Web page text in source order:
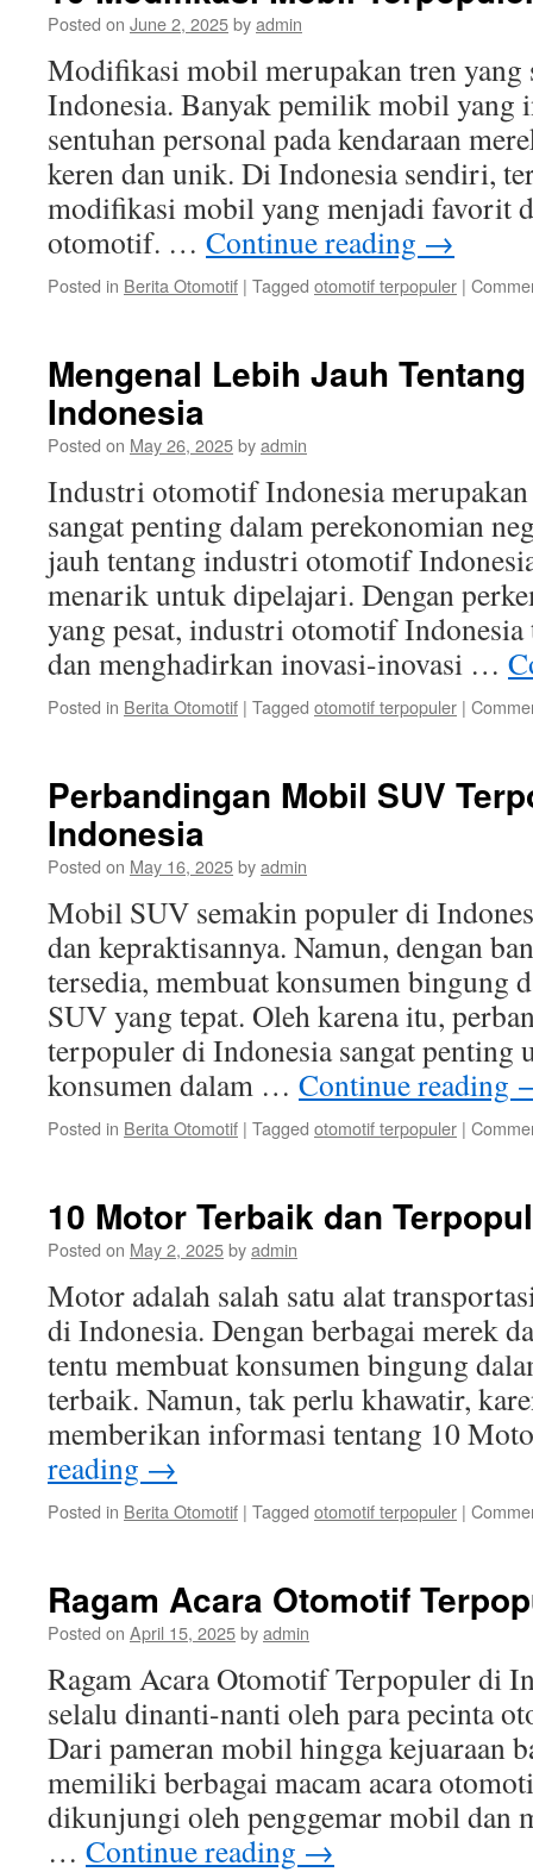
Posted on June 2, 2025byadmin
Modifikasi mobil merupakan tren yang
Indonesia. Banyak pemilik mobil yang
sentuhan personal pada kendaraan
keren dan unik. Di Indonesia sendiri,
modifikasi mobil yang menjadi favorit
otomotif. … Continue reading →
Posted in Berita Otomotif | Tagged otomotif terpopuler |
Mengenal Lebih Jauh
Indonesia
Posted on May 26, 2025byadmin
Industri otomotif Indonesia merupakan
sangat penting dalam perekonomian
jauh tentang industri otomotif
menarik untuk dipelajari. Dengan
yang pesat, industri otomotif Indonesia
dan menghadirkan inovasi-inovasi …
Posted in Berita Otomotif | Tagged otomotif terpopuler |
Perbandingan Mobil SUV
Indonesia
Posted on May 16, 2025byadmin
Mobil SUV semakin populer di
dan kepraktisannya. Namun, dengan
tersedia, membuat konsumen bingung
SUV yang tepat. Oleh karena itu,
terpopuler di Indonesia sangat penting
konsumen dalam … Continue reading
Posted in Berita Otomotif | Tagged otomotif terpopuler |
10 Motor Terbaik dan
Posted on May 2, 2025byadmin
Motor adalah salah satu alat
di Indonesia. Dengan berbagai merek
tentu membuat konsumen bingung
terbaik. Namun, tak perlu khawatir,
memberikan informasi tentang 10
reading →
Posted in Berita Otomotif | Tagged otomotif terpopuler |
Ragam Acara Otomotif
Posted on April 15, 2025byadmin
Ragam Acara Otomotif Terpopuler di
selalu dinanti-nanti oleh para pecinta
Dari pameran mobil hingga kejuaraan
memiliki berbagai macam acara
dikunjungi oleh penggemar mobil dan
… Continue reading →